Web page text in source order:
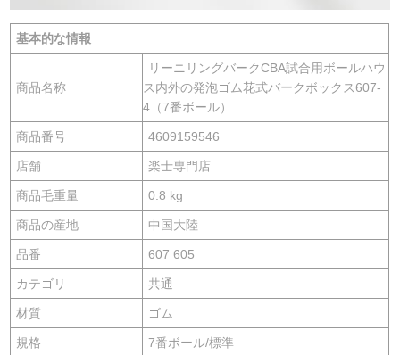
基本的な情報
商品名称
リーニリングバークCBA試合用ボールハウ
ス内外の発泡ゴム花式バークボックス607-
4（7番ボール）
商品番号 4609159546
店舗 楽士専門店
商品毛重量 0.8 kg
商品の産地 中国大陸
品番 607 605
カテゴリ 共通
材質 ゴム
規格 7番ボール/標準